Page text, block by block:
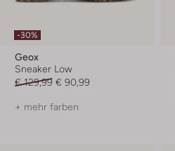
-30%
Geox
Sneaker Low
€ 129,99 € 90,99
+ mehr farben